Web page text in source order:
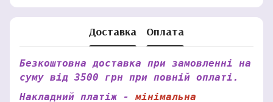
Доставка Оплата
Безкоштовна доставка при замовленні на
суму від 3500 грн при повній оплаті.
Накладний платіж - мінімальна